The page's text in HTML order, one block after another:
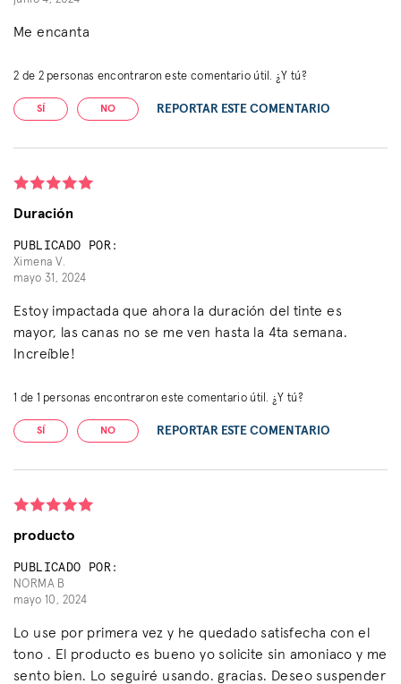
Me encanta
2 de 2personas encontraron este comentario útil. ¿Y tú?
SÍ NO REPORTAR ESTE COMENTARIO
Duración
PUBLICADO POR:
Ximena V.
mayo 31, 2024
Estoy impactada que ahora la duración del tinte es
mayor, las canas no se me ven hasta la 4ta semana.
Increíble!
1 de 1 personas encontraron este comentario útil. ¿Y tú?
SÍ NO REPORTAR ESTE COMENTARIO
producto
PUBLICADO POR:
NORMA B
mayo 10, 2024
Lo use por primera vez y he quedado satisfecha con el
tono . El producto es bueno yo solicite sin amoniaco y me
sento bien. Lo seguiré usando. gracias. Deseo suspender